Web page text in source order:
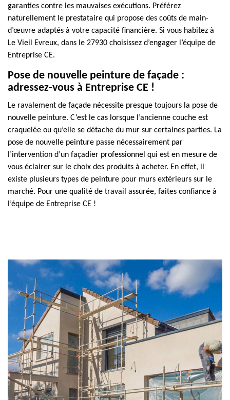
garanties contre les mauvaises exécutions. Préférez
naturellement le prestataire qui propose des coûts de main-
d’œuvre adaptés à votre capacité financière. Si vous habitez à
Le Vieil Evreux, dans le 27930 choisissez d’engager l’équipe de
Entreprise CE.
Pose de nouvelle peinture de façade :
adressez-vous à Entreprise CE !
Le ravalement de façade nécessite presque toujours la pose de
nouvelle peinture. C’est le cas lorsque l’ancienne couche est
craquelée ou qu’elle se détache du mur sur certaines parties. La
pose de nouvelle peinture passe nécessairement par
l’intervention d’un façadier professionnel qui est en mesure de
vous éclairer sur le choix des produits à acheter. En effet, il
existe plusieurs types de peinture pour murs extérieurs sur le
marché. Pour une qualité de travail assurée, faites confiance à
l’équipe de Entreprise CE !